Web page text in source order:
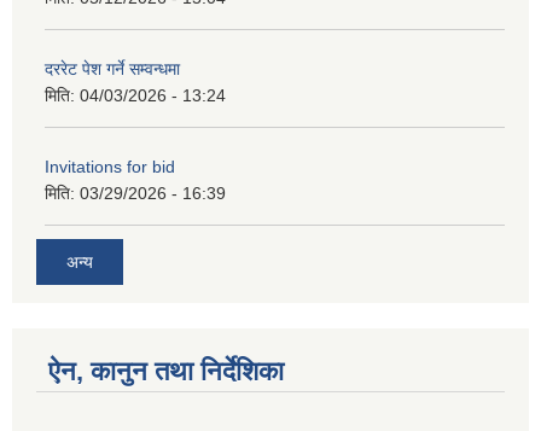
दररेट पेश गर्ने सम्वन्धमा
मिति: 04/03/2026 - 13:24
Invitations for bid
मिति: 03/29/2026 - 16:39
अन्य
ऐन, कानुन तथा निर्देशिका